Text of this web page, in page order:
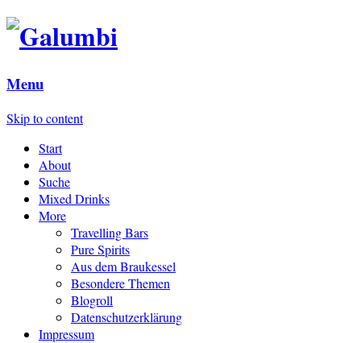
Menu
Skip to content
Start
About
Suche
Mixed Drinks
More
Travelling Bars
Pure Spirits
Aus dem Braukessel
Besondere Themen
Blogroll
Datenschutzerklärung
Impressum